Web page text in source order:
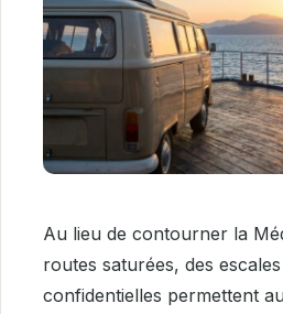
Au lieu de contourner la
routes saturées, des
confidentielles permettent